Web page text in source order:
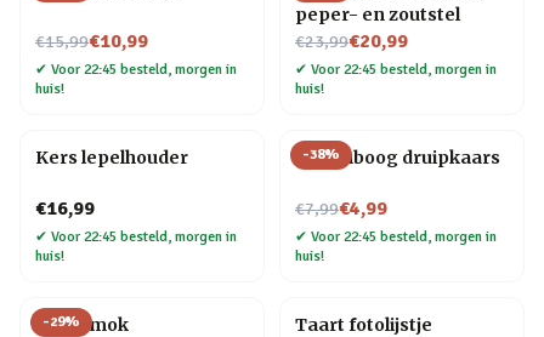
€15,99
Nu voor€10,99
✔ Voor 22:45 besteld, morgen in
huis!
peper- en zoutstel
€23,99
Nu voor€20,99
✔ Voor 22:45 besteld, morgen in
huis!
Kers lepelhouder
€16,99
✔ Voor 22:45 besteld, morgen in
huis!
-38%
Regenboog druipkaars
€7,99
Nu voor€4,99
✔ Voor 22:45 besteld, morgen in
huis!
-29%
Taart mok Taart fotolijstje